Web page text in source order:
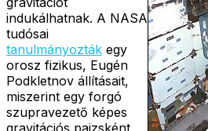
indukálhatnak. A NASA
tudósai
tanulmányozták egy
orosz fizikus, Eugén
Podkletnov állításait,
miszerint egy forgó
szupravezető képes
gravitációs pajzsként